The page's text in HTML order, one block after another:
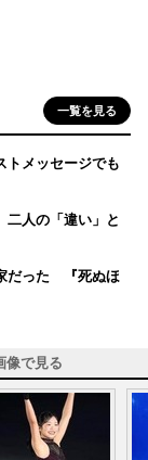
一覧を見る
メッセージでも
人の「違い」と
だった 『死ぬほ
像で見る